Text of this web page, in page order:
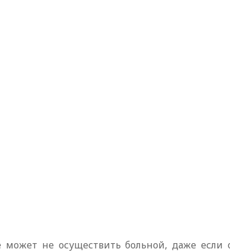
не осуществить больной, даже если